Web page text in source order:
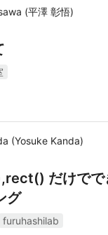
(平澤 彰悟)
(Yosuke Kanda)
だけでで
グ
furuhashilab